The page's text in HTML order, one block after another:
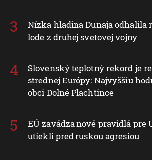
Nízka hladina Dunaja odhalila
lode z druhej svetovej vojny
Slovenský teplotný rekord je
strednej Európy: Najvyššiu
obci Dolné Plachtince
EÚ zavádza nové pravidlá pre
utiekli pred ruskou agresiou